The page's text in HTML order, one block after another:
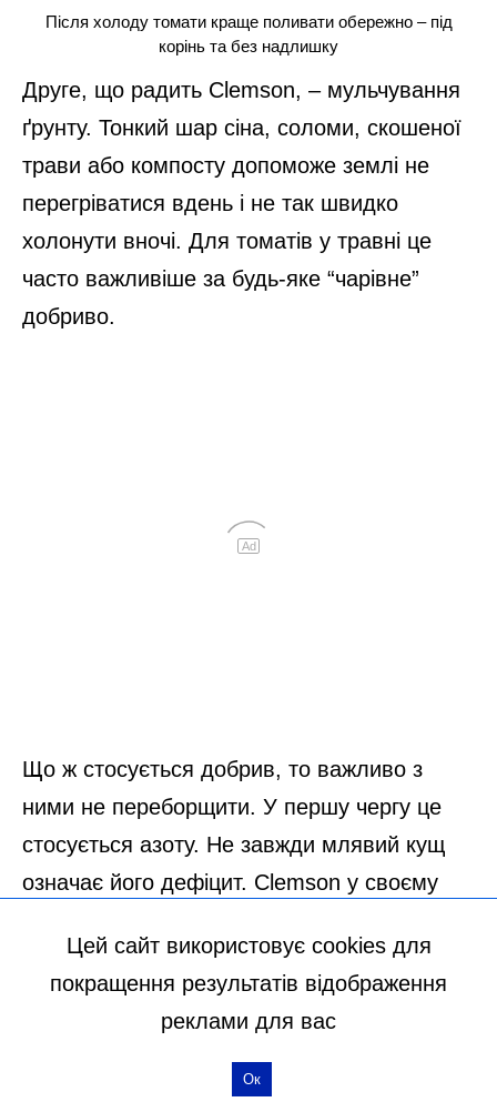
Цей сайт використовує cookies для
покращення результатів відображення
реклами для вас
Ок